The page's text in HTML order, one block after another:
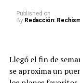
agosto
Y para entender
importante conocer
Published on
By Redacción:
Llegó el fin de
se aproxima un